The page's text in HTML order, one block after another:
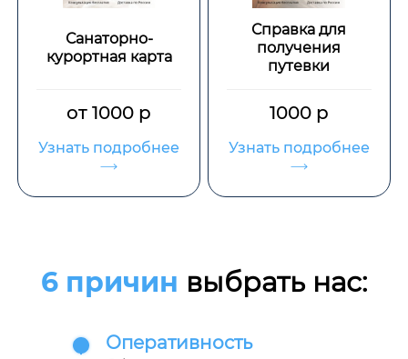
Санаторно-
курортная карта
от 1000 р
Узнать подробнее
Справка для
получения
путевки
1000 р
Узнать подробнее
6 причин выбрать нас:
Оперативность